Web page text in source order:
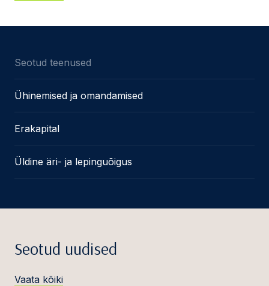
Seotud teenused
Ühinemised ja omandamised
Erakapital
Üldine äri- ja lepinguõigus
Seotud uudised
Vaata kõiki